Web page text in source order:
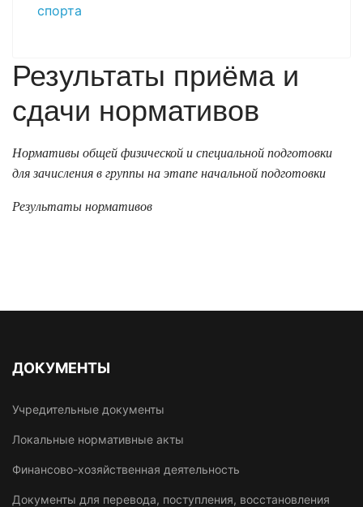
спорта
Результаты приёма и
сдачи нормативов
Нормативы общей физической и специальной подготовки
для зачисления в группы на этапе начальной подготовки
Результаты нормативов
ДОКУМЕНТЫ
Учредительные документы
Локальные нормативные акты
Финансово-хозяйственная деятельность
Документы для перевода, поступления, восстановления